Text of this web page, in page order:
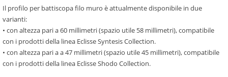
Il proﬁlo per battiscopa ﬁlo muro è attualmente disponibile in due
varianti:
• con altezza pari a 60 millimetri (spazio utile 58 millimetri), compatibile
con i prodotti della linea Eclisse Syntesis Collection.
• con altezza pari a a 47 millimetri (spazio utile 45 millimetri), compatibile
con i prodotti della linea Eclisse Shodo Collection.